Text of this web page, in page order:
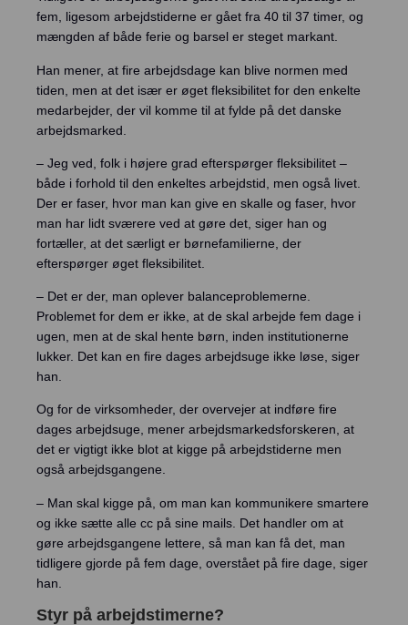
fem, ligesom arbejdstiderne er gået fra 40 til 37 timer, og
mængden af både ferie og barsel er steget markant.
Han mener, at fire arbejdsdage kan blive normen med
tiden, men at det især er øget fleksibilitet for den enkelte
medarbejder, der vil komme til at fylde på det danske
arbejdsmarked.
– Jeg ved, folk i højere grad efterspørger fleksibilitet –
både i forhold til den enkeltes arbejdstid, men også livet.
Der er faser, hvor man kan give en skalle og faser, hvor
man har lidt sværere ved at gøre det, siger han og
fortæller, at det særligt er børnefamilierne, der
efterspørger øget fleksibilitet.
– Det er der, man oplever balanceproblemerne.
Problemet for dem er ikke, at de skal arbejde fem dage i
ugen, men at de skal hente børn, inden institutionerne
lukker. Det kan en fire dages arbejdsuge ikke løse, siger
han.
Og for de virksomheder, der overvejer at indføre fire
dages arbejdsuge, mener arbejdsmarkedsforskeren, at
det er vigtigt ikke blot at kigge på arbejdstiderne men
også arbejdsgangene.
– Man skal kigge på, om man kan kommunikere smartere
og ikke sætte alle cc på sine mails. Det handler om at
gøre arbejdsgangene lettere, så man kan få det, man
tidligere gjorde på fem dage, overstået på fire dage, siger
han.
Styr på arbejdstimerne?